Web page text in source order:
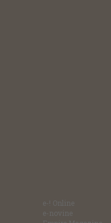
e-! Online
e-novine